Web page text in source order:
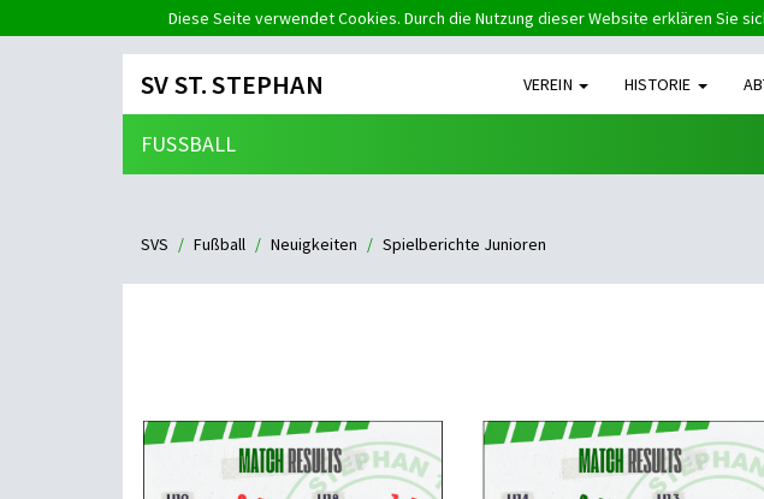
Diese Seite verwendet Cookies. Durch die Nutzung dieser Website erklären Sie
SV ST. STEPHAN VEREIN HISTORIE
FUSSBALL
SVS Fußball Neuigkeiten Spielberichte Junioren